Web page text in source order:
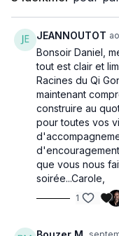
chinoise.
travers d'un
saison. associé à
Pratiquez ce
AUTOMNEque vous
programme peut se
selon l'intensité
variantes avec le
Bonne pratique,
Daniel
JEANNOUTOT
Bonsoir Daniel,
tout est clair et
Racines du Qi
maintenant
construire au
pour toutes vos
que vous nous
soirée...Carole,
1